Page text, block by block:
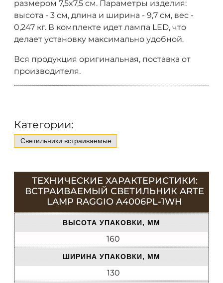
размером 7,5x7,5 см. Параметры изделия:
высота - 3 см, длина и ширина - 9,7 см, вес -
0,247 кг. В комплекте идет лампа LED, что
делает установку максимально удобной.
Вся продукция оригинальная, поставка от
производителя.
Категории:
Светильники встраиваемые
ТЕХНИЧЕСКИЕ ХАРАКТЕРИСТИКИ:
ВСТРАИВАЕМЫЙ СВЕТИЛЬНИК ARTE
LAMP RAGGIO A4006PL-1WH
ВЫСОТА УПАКОВКИ, ММ
160
ШИРИНА УПАКОВКИ, ММ
130